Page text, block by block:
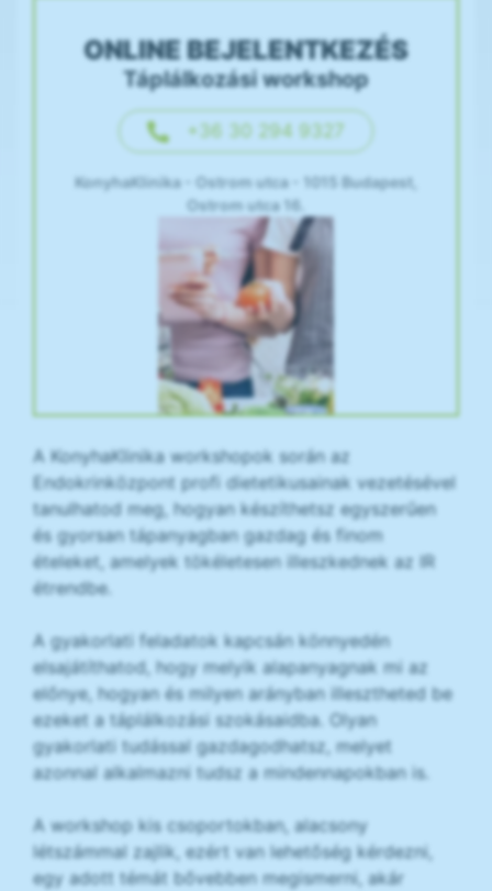
ONLINE BEJELENTKEZÉS
Táplálkozási workshop
+36 30 294 9327
KonyhaKlinika - Ostrom utca - 1015 Budapest,
Ostrom utca 16.
A KonyhaKlinika workshopok során az
Endokrinközpont profi dietetikusainak vezetésével
tanulhatod meg, hogyan készíthetsz egyszerűen
és gyorsan tápanyagban gazdag és finom
ételeket, amelyek tökéletesen illeszkednek az IR
étrendbe.
A gyakorlati feladatok kapcsán könnyedén
elsajátíthatod, hogy melyik alapanyagnak mi az
előnye, hogyan és milyen arányban illesztheted be
ezeket a táplálkozási szokásaidba. Olyan
gyakorlati tudással gazdagodhatsz, melyet
azonnal alkalmazni tudsz a mindennapokban is.
A workshop kis csoportokban, alacsony
létszámmal zajlik, ezért van lehetőség kérdezni,
egy adott témát bővebben megismerni, akár